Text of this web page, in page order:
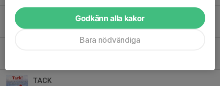
Medlemskap 2026
12 jan, 15:53 0
TACK
Godkänn alla kakor
Bara nödvändiga